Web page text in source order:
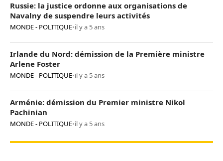
Russie: la justice ordonne aux organisations de
Navalny de suspendre leurs activités
MONDE - POLITIQUE•il y a 5 ans
Irlande du Nord: démission de la Première ministre
Arlene Foster
MONDE - POLITIQUE•il y a 5 ans
Arménie: démission du Premier ministre Nikol
Pachinian
MONDE - POLITIQUE•il y a 5 ans